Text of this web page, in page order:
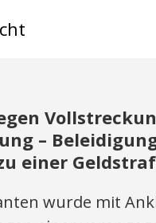
–
einer
wurde mit